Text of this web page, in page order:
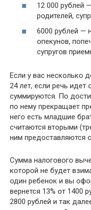
12 000 рублей
родителей,
6000 рублей —
опекунов,
супругов
Если у вас несколько
24 лет, если речь идет
суммируются. По
по нему прекращает
него есть младшие
считаются вторыми
ним предоставляются
Сумма налогового
которой не будет
один ребенок и вы
вернется 13% от 1400
2800 рублей и так